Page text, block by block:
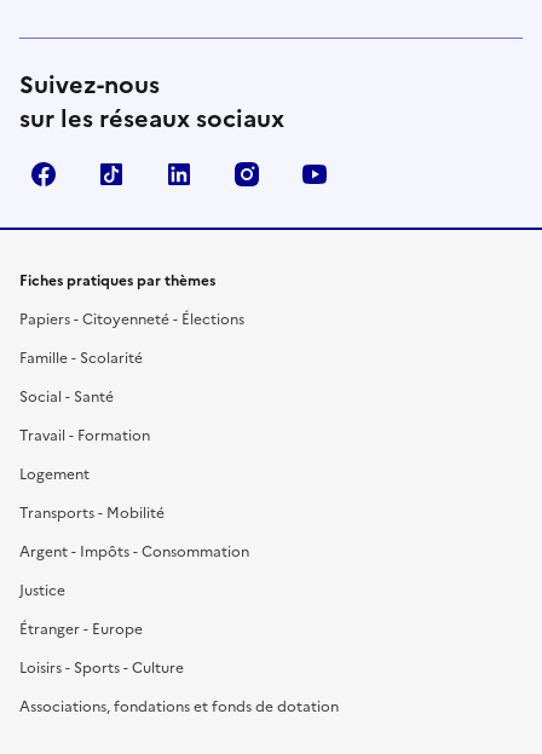
Suivez-nous
sur les réseaux sociaux
FacebookTikTok LinkedIn Instagram
Fiches pratiques par thèmes
Papiers - Citoyenneté - Élections
Famille - Scolarité
Social - Santé
Travail - Formation
Logement
Transports - Mobilité
Argent - Impôts - Consommation
Justice
Étranger - Europe
Loisirs - Sports - Culture
Associations, fondations et fonds de dotation